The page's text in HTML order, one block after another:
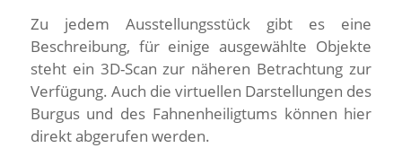
Zu jedem Ausstellungsstück gibt es eine
Beschreibung, für einige ausgewählte Objekte
steht ein 3D-Scan zur näheren Betrachtung zur
Verfügung. Auch die virtuellen Darstellungen des
Burgus und des Fahnenheiligtums können hier
direkt abgerufen werden.